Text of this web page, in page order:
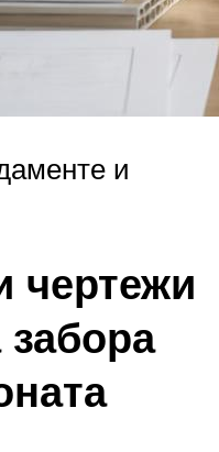
и
чертежи